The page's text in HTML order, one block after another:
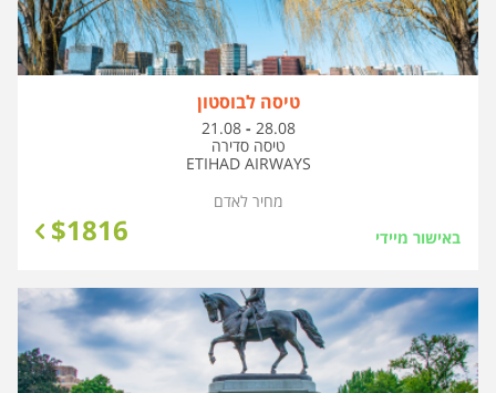
טיסה לבוסטון
בין
התאריכים,
21.08 - 28.08
טיסה סדירה
ETIHAD AIRWAYS
באישור מיידי $1816
מחיר לאדם